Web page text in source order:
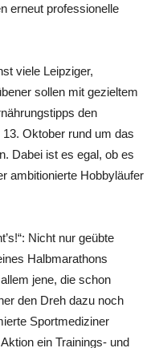
erneut professionelle
viele Leipziger,
sollen mit gezieltem
den
Oktober rund um das
Dabei ist es egal, ob es
ambitionierte Hobbyläufer
Nicht nur geübte
Halbmarathons
jene, die schon
den Dreh dazu noch
Sportmediziner
ein Trainings- und